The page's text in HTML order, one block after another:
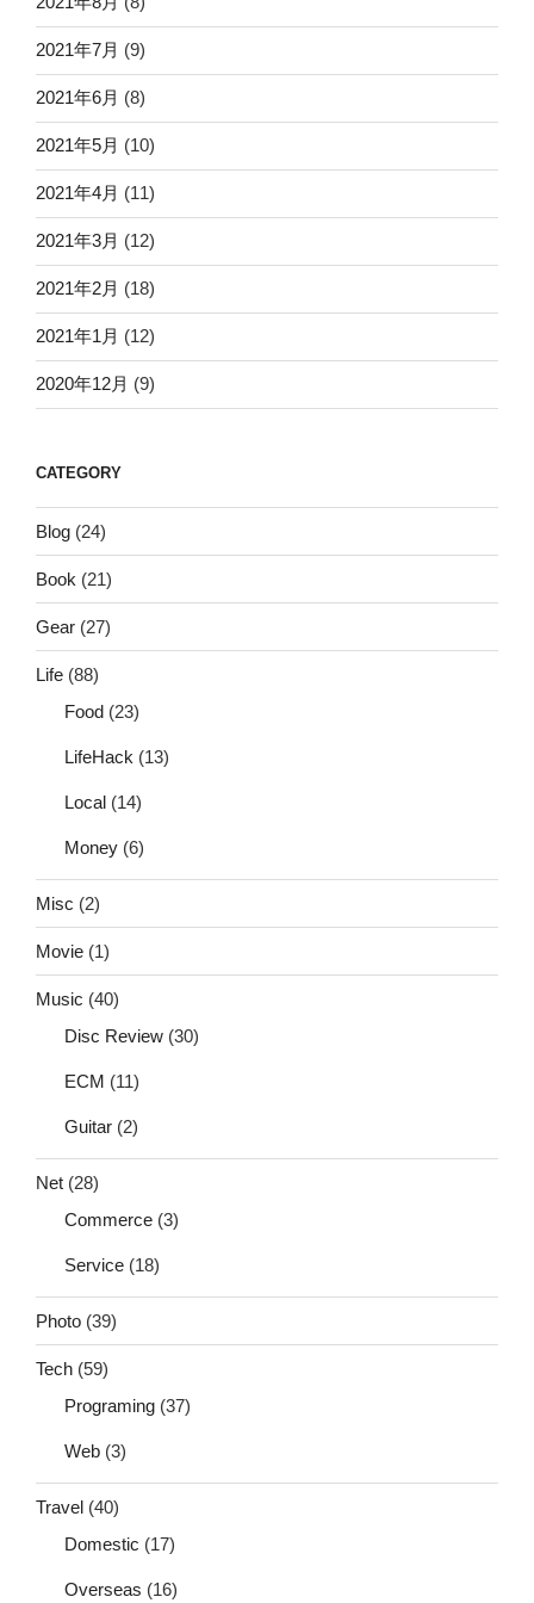
2021年7月 (9)
2021年6月 (8)
2021年5月 (10)
2021年4月 (11)
2021年3月 (12)
2021年2月 (18)
2021年1月 (12)
2020年12月 (9)
CATEGORY
Blog (24)
Book (21)
Gear (27)
Life (88)
Food (23)
LifeHack (13)
Local (14)
Money (6)
Misc (2)
Movie (1)
Music (40)
Disc Review (30)
ECM (11)
Guitar (2)
Net (28)
Commerce (3)
Service (18)
Photo (39)
Tech (59)
Programing (37)
Web (3)
Travel (40)
Domestic (17)
Overseas (16)